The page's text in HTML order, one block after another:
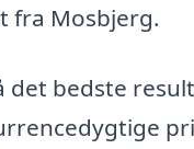
fra Mosbjerg.
det bedste